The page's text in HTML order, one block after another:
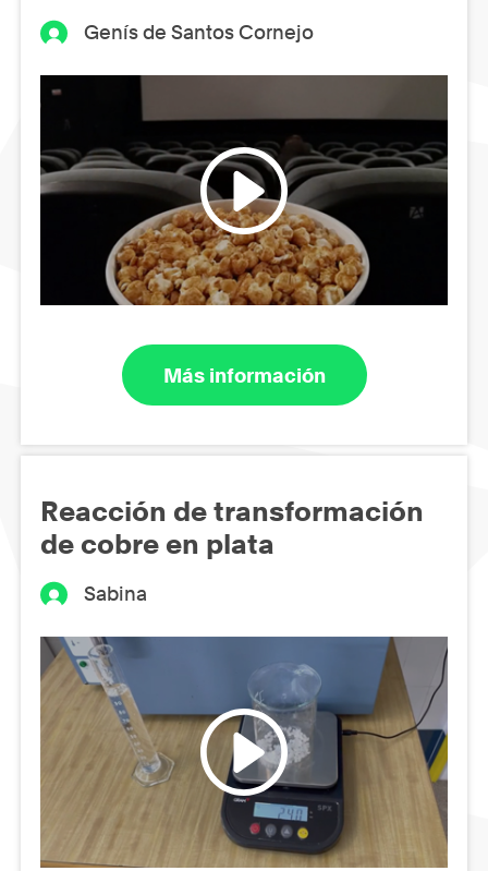
Genís de Santos Cornejo
Más información
Reacción de transformación
de cobre en plata
Sabina